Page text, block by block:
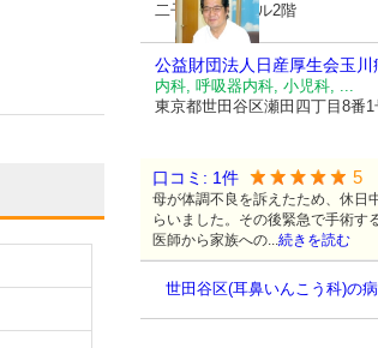
二子玉川第1ビル2階
公益財団法人日産厚生会玉川
内科, 呼吸器内科, 小児科, ...
東京都世田谷区瀬田四丁目8番1
口コミ: 1件 5
母が体調不良を訴えたため、休日
らいました。その後緊急で手術す
医師から家族への...続きを読む
世田谷区(耳鼻いんこう科)の